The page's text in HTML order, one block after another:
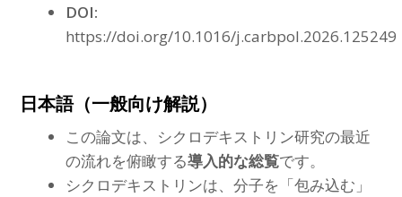
DOI:
https://doi.org/10.1016/j.carbpol.2026.125249
日本語（一般向け解説）
この論文は、シクロデキストリン研究の最近
の流れを俯瞰する導入的な総覧です。
シクロデキストリンは、分子を「包み込む」